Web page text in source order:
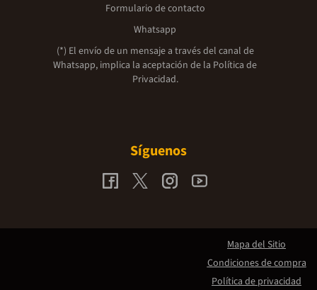
Formulario de contacto
Whatsapp
(*) El envío de un mensaje a través del canal de
Whatsapp, implica la aceptación de la Política de
Privacidad.
Síguenos
Mapa del Sitio
Condiciones de compra
Política de privacidad